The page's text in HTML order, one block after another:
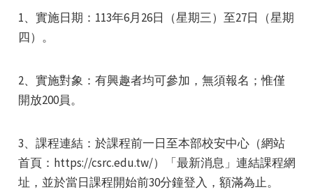
1、實施日期：113年6月26日（星期三）至27日（星期
四）。
2、實施對象：有興趣者均可參加，無須報名；惟僅
開放200員。
3、課程連結：於課程前一日至本部校安中心（網站
首頁：https://csrc.edu.tw/）「最新消息」連結課程網
址，並於當日課程開始前30分鐘登入，額滿為止。